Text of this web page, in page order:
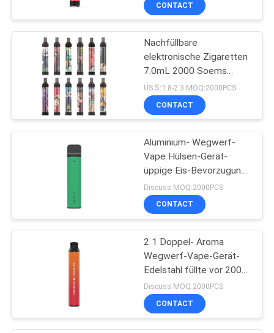
CONTACT
Nachfüllbare
elektronische Zigaretten
7.0mL 2000 Soems
stößt Stift 650mah Vape
luft
US $:1.8-2.3 MOQ:2000PCS
CONTACT
Aluminium- Wegwerf-
Vape Hülsen-Gerät-
üppige Eis-Bevorzugung
des Rohr-850mAh
Discuss MOQ:2000PCS
CONTACT
2 1 Doppel- Aroma
Wegwerf-Vape-Gerät-
Edelstahl füllte vor 2000
Hauche aus
Discuss MOQ:2000PCS
CONTACT